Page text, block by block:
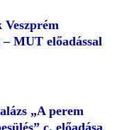
Veszprém
MUT előadással
„A perem
c. előadása